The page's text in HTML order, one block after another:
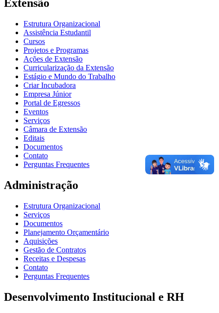
Extensão
Estrutura Organizacional
Assistência Estudantil
Cursos
Projetos e Programas
Ações de Extensão
Curricularização da Extensão
Estágio e Mundo do Trabalho
Criar Incubadora
Empresa Júnior
Portal de Egressos
Eventos
Serviços
Câmara de Extensão
Editais
Documentos
Contato
Perguntas Frequentes
Administração
Estrutura Organizacional
Serviços
Documentos
Planejamento Orçamentário
Aquisições
Gestão de Contratos
Receitas e Despesas
Contato
Perguntas Frequentes
Desenvolvimento Institucional e RH